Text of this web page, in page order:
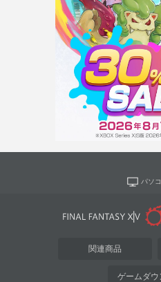
パソ
関連商品
ゲームダウ